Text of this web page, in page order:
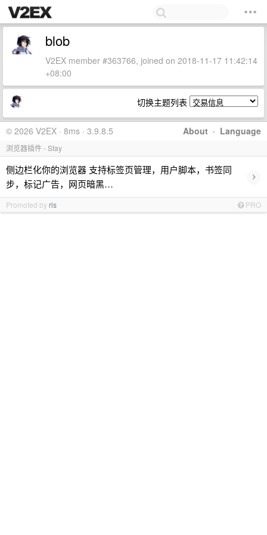
blob
V2EX member #363766, joined on 2018-11-17 11:42:14
+08:00
切换主题列表
About · Language
© 2026 V2EX · 8ms · 3.9.8.5
浏览器插件 - Stay
侧边栏化你的浏览器 支持标签页管理，用户脚本，书签同
步，标记广告，网页暗黑…
›
Promoted by ris PRO